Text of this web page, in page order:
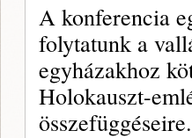
A konferencia
folytatunk a
egyházakhoz
Holokauszt-
összefüggéseire.